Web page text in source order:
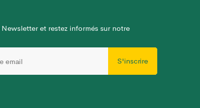
et restez informés sur notre
S'inscrire